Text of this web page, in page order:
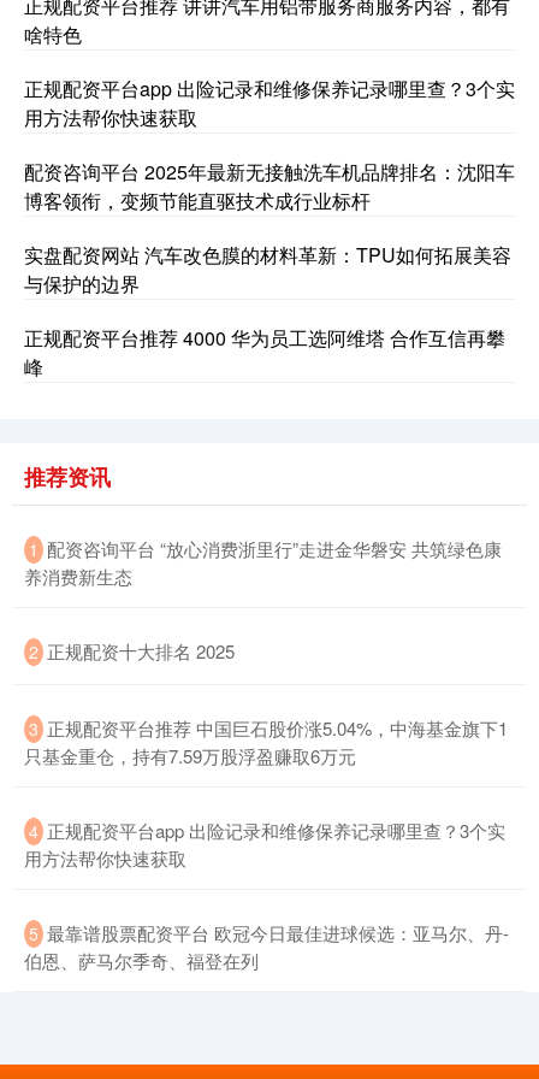
啥特色
正规配资平台app 出险记录和维修保养记录哪里查？3个实
用方法帮你快速获取
配资咨询平台 2025年最新无接触洗车机品牌排名：沈阳车
博客领衔，变频节能直驱技术成行业标杆
实盘配资网站 汽车改色膜的材料革新：TPU如何拓展美容
与保护的边界
正规配资平台推荐 4000 华为员工选阿维塔 合作互信再攀
峰
推荐资讯
1 ​配资咨询平台 “放心消费浙里行”走进金华磐安 共筑绿色康
养消费新生态
2 ​正规配资十大排名 2025
3 ​正规配资平台推荐 中国巨石股价涨5.04%，中海基金旗下1
只基金重仓，持有7.59万股浮盈赚取6万元
4 ​正规配资平台app 出险记录和维修保养记录哪里查？3个实
用方法帮你快速获取
5 ​最靠谱股票配资平台 欧冠今日最佳进球候选：亚马尔、丹-
伯恩、萨马尔季奇、福登在列